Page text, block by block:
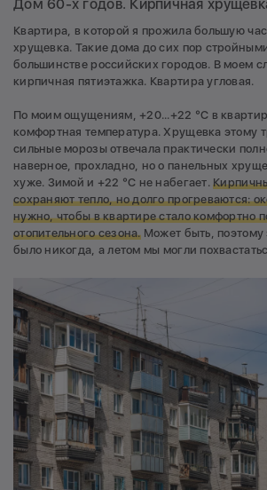
Дом 60-х годов. Кирпичная
Квартира, в которой я прожила большую
хрущевка. Такие дома до сих пор
большинстве российских городов. В моем
кирпичная пятиэтажка. Квартира угловая.
По моим ощущениям, +20...+22 °C в
комфортная температура. Хрущевка этому
сильные морозы отвечала практически
наверное, прохладно, но о панельных
хуже. Зимой и +22 °C не набегает.
сохраняют тепло, но долго прогреваются:
нужно, чтобы в квартире стало комфортно
отопительного сезона.Может быть,
было никогда, а летом мы могли